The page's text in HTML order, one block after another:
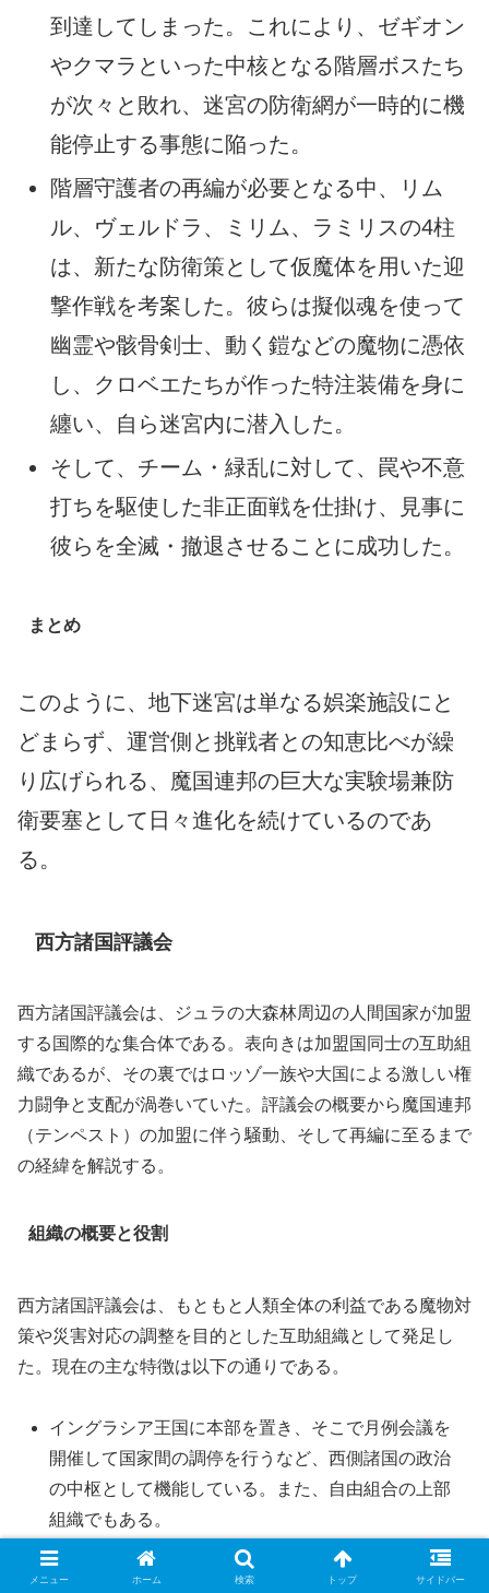
到達してしまった。これにより、ゼギオン
やクマラといった中核となる階層ボスたち
が次々と敗れ、迷宮の防衛網が一時的に機
能停止する事態に陥った。
階層守護者の再編が必要となる中、リム
ル、ヴェルドラ、ミリム、ラミリスの4柱
は、新たな防衛策として仮魔体を用いた迎
撃作戦を考案した。彼らは擬似魂を使って
幽霊や骸骨剣士、動く鎧などの魔物に憑依
し、クロベエたちが作った特注装備を身に
纏い、自ら迷宮内に潜入した。
そして、チーム・緑乱に対して、罠や不意
打ちを駆使した非正面戦を仕掛け、見事に
彼らを全滅・撤退させることに成功した。
まとめ
このように、地下迷宮は単なる娯楽施設にと
どまらず、運営側と挑戦者との知恵比べが繰
り広げられる、魔国連邦の巨大な実験場兼防
衛要塞として日々進化を続けているのであ
る。
西方諸国評議会
西方諸国評議会は、ジュラの大森林周辺の人間国家が加盟
する国際的な集合体である。表向きは加盟国同士の互助組
織であるが、その裏ではロッゾ一族や大国による激しい権
力闘争と支配が渦巻いていた。評議会の概要から魔国連邦
（テンペスト）の加盟に伴う騒動、そして再編に至るまで
の経緯を解説する。
組織の概要と役割
西方諸国評議会は、もともと人類全体の利益である魔物対
策や災害対応の調整を目的とした互助組織として発足し
た。現在の主な特徴は以下の通りである。
イングラシア王国に本部を置き、そこで月例会議を
開催して国家間の調停を行うなど、西側諸国の政治
の中枢として機能している。また、自由組合の上部
組織でもある。
加盟国の拠出金（分担金）に応じて議員数が変動
し、多数決で意思決定を行うが、負担遅延や決定へ
メニュー ホーム 検索 トップ サイドバー